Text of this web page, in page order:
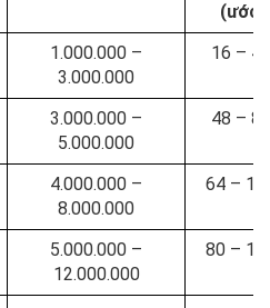
(ước
1.000.000 –
3.000.000
16 –
3.000.000 –
5.000.000
48 –
4.000.000 –
8.000.000
64 –
5.000.000 –
12.000.000
80 –